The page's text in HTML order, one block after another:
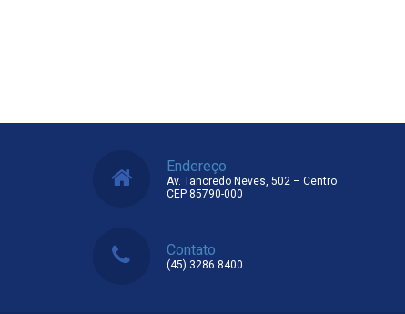
Endereço
Av. Tancredo Neves, 502 – Centro
CEP 85790-000
Contato
(45) 3286 8400